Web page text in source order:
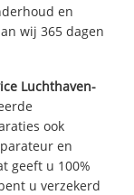
en
wij 365 dagen
Luchthaven-
ook
en
geeft u 100%
u verzekerd